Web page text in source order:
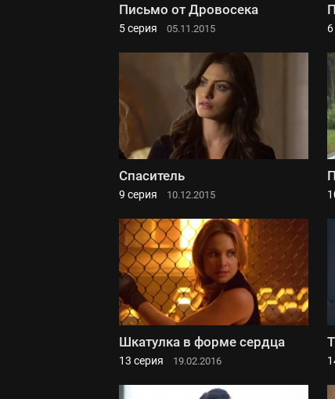
Письмо от Дровосека
5 серия 05.11.2015
Спаситель
9 серия 10.12.2015
Шкатулка в форме сердца
13 серия 19.02.2016